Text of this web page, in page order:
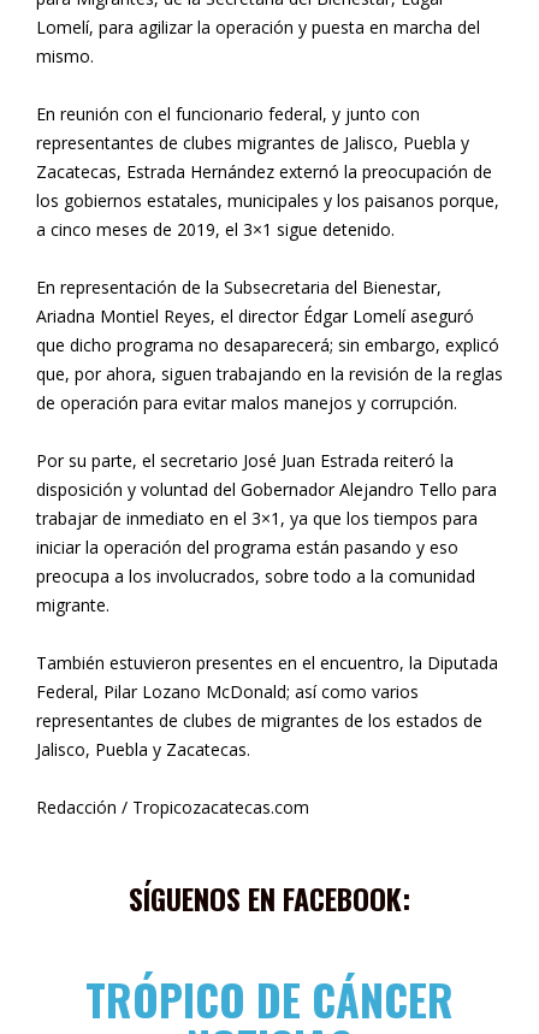
Lomelí, para agilizar la operación y puesta en marcha del
mismo.
En reunión con el funcionario federal, y junto con
representantes de clubes migrantes de Jalisco, Puebla y
Zacatecas, Estrada Hernández externó la preocupación de
los gobiernos estatales, municipales y los paisanos porque,
a cinco meses de 2019, el 3×1 sigue detenido.
En representación de la Subsecretaria del Bienestar,
Ariadna Montiel Reyes, el director Édgar Lomelí aseguró
que dicho programa no desaparecerá; sin embargo, explicó
que, por ahora, siguen trabajando en la revisión de la reglas
de operación para evitar malos manejos y corrupción.
Por su parte, el secretario José Juan Estrada reiteró la
disposición y voluntad del Gobernador Alejandro Tello para
trabajar de inmediato en el 3×1, ya que los tiempos para
iniciar la operación del programa están pasando y eso
preocupa a los involucrados, sobre todo a la comunidad
migrante.
También estuvieron presentes en el encuentro, la Diputada
Federal, Pilar Lozano McDonald; así como varios
representantes de clubes de migrantes de los estados de
Jalisco, Puebla y Zacatecas.
Redacción / Tropicozacatecas.com
SÍGUENOS EN FACEBOOK:
TRÓPICO DE CÁNCER